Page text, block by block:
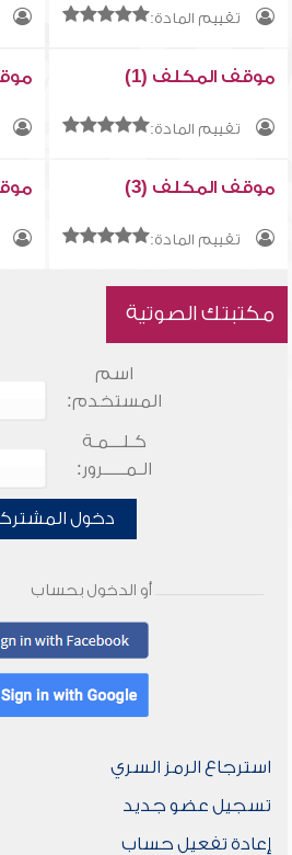
تقييم المادة:
موقف المكلف (1)
تقييم المادة:
موقف المكلف (3)
تقييم المادة:
مكتبتك الصوتية
اسم
المستخدم:
كـلـــمـة
الـمـــــرور:
دخول
أو الدخول بحساب
استرجاع الرمز السري
تسجيل عضو جديد
إعادة تفعيل حساب